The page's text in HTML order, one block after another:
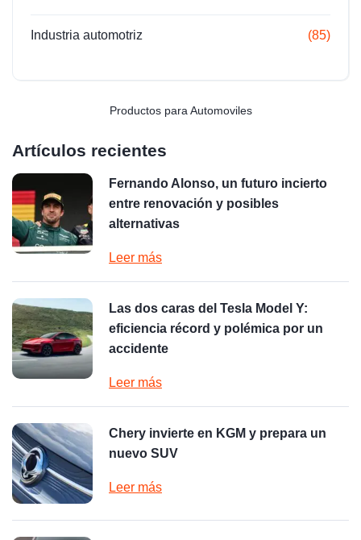
Industria automotriz (85)
Productos para Automoviles
Artículos recientes
Fernando Alonso, un futuro incierto
entre renovación y posibles
alternativas
Leer más
Las dos caras del Tesla Model Y:
eficiencia récord y polémica por un
accidente
Leer más
Chery invierte en KGM y prepara un
nuevo SUV
Leer más